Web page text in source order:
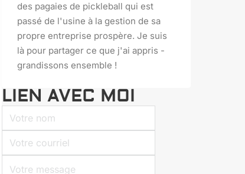
des pagaies de pickleball qui est
passé de l'usine à la gestion de sa
propre entreprise prospère. Je suis
là pour partager ce que j'ai appris -
grandissons ensemble !
LIEN AVEC MOI